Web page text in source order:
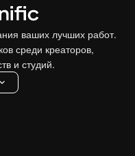
ваших лучших работ.
среди креаторов,
и студий.